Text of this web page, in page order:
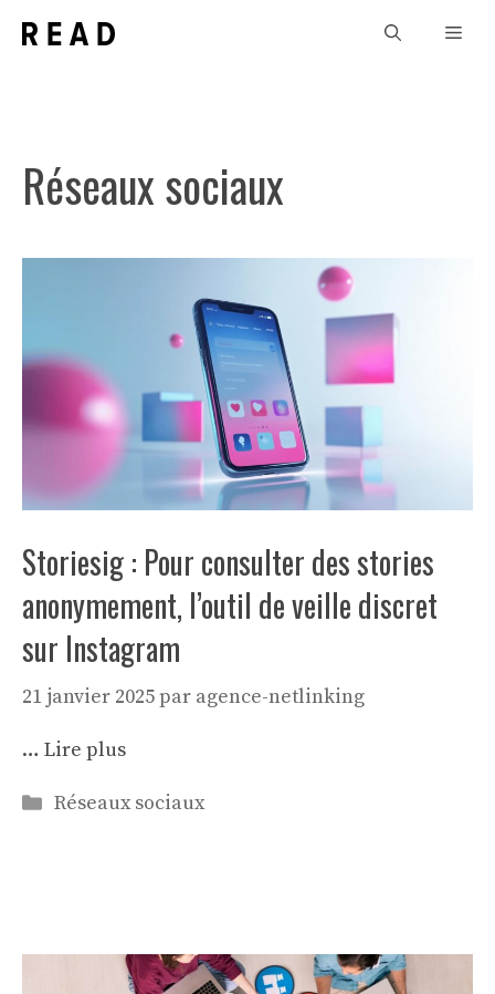
Réseaux sociaux
Storiesig : Pour consulter des stories
anonymement, l’outil de veille discret
sur Instagram
21 janvier 2025par agence-netlinking
… Lire plus
Catégories
Réseaux sociaux